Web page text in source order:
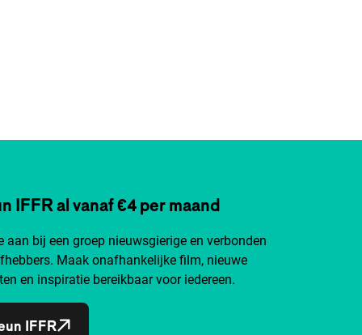
IFFR al vanaf €4 per maand
aan bij een groep nieuwsgierige en verbonden
Maak onafhankelijke film, nieuwe
en inspiratie bereikbaar voor iedereen.
IFFR